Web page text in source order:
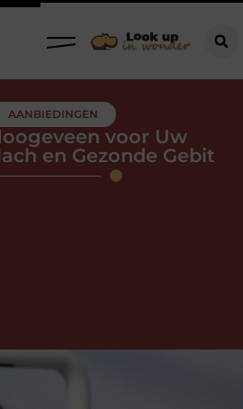
AANBIEDINGEN
voor Uw
en Gezonde Gebit